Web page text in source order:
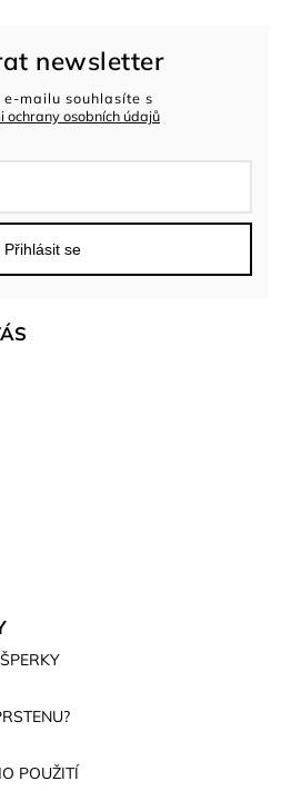
newsletter
e-mailu souhlasíte s
ochrany osobních údajů
Přihlásit se
POUŽITÍ